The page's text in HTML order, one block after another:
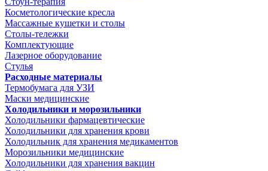
Косметологические кресла
Массажные кушетки и столы
Столы-тележки
Комплектующие
Лазерное оборудование
Стулья
Расходные материалы
Термобумага для УЗИ
Маски медицинские
Холодильники и морозильники
Холодильники фармацевтические
Холодильники для хранения крови
Холодильник для хранения медикаментов
Морозильники медицинские
Холодильники для хранения вакцин